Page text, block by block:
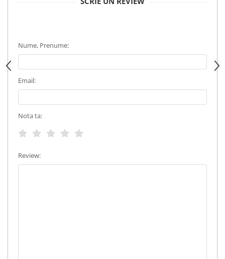
Nume, Prenume:
Email:
Nota ta:
Review: